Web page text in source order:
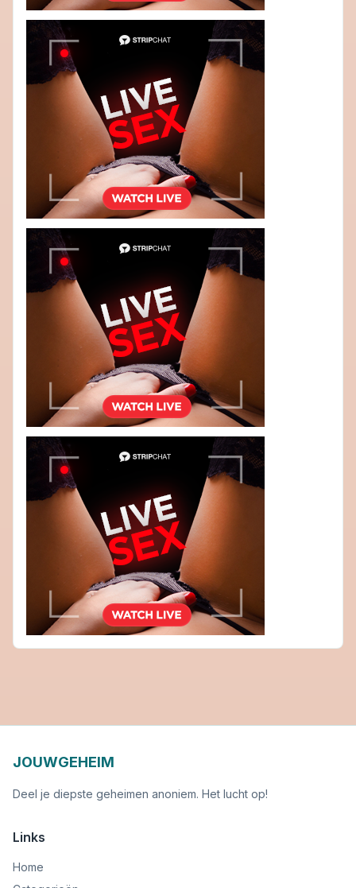
JOUWGEHEIM
Deel je diepste geheimen anoniem. Het lucht op!
Links
Home